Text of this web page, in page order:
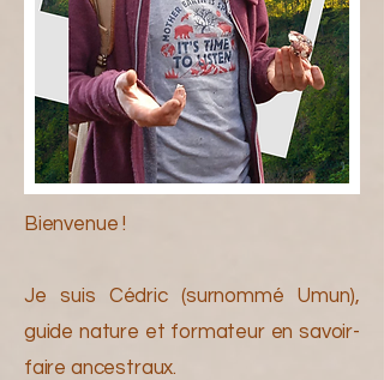
Bienvenue !
Je suis Cédric (surnommé Umun),
guide nature et formateur en savoir-
faire ancestraux.